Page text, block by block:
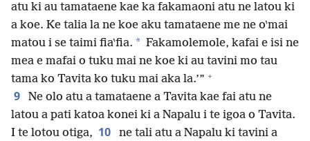
atu ki au tamataene kae ka fakamaoni atu ne latou ki
a koe. Ke talia la ne koe aku tamataene me ne o‵mai
matou i se taimi fia‵fia. * Fakamolemole, kafai e isi ne
mea e mafai o tuku mai ne koe ki au tavini mo tau
tama ko Tavita ko tuku mai aka la.’” +
9
Ne olo atu a tamataene a Tavita kae fai atu ne
latou a pati katoa konei ki a Napalu i te igoa o Tavita.
I te lotou otiga, 10
ne tali atu a Napalu ki tavini a